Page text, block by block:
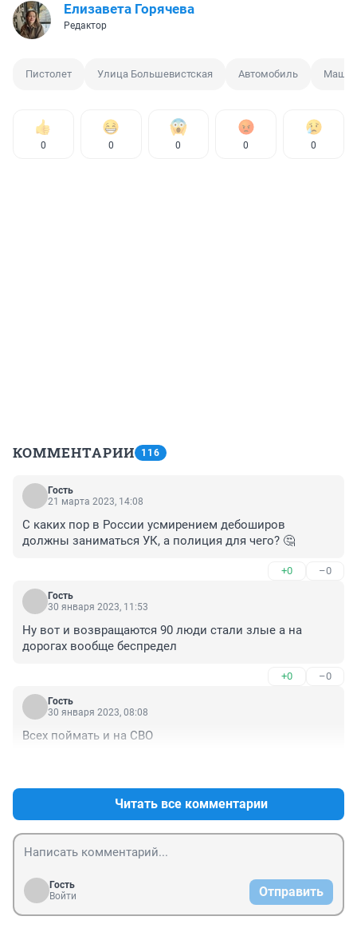
Елизавета Горячева
Редактор
Пистолет Улица Большевистская Автомобиль
0 0 0 0 0
КОММЕНТАРИИ 116
Гость
21 марта 2023, 14:08
С каких пор в России усмирением дебоширов
должны заниматься УК, а полиция для чего? 🤔
+0 –0
Гость
30 января 2023, 11:53
Ну вот и возвращаются 90 люди стали злые а на
дорогах вообще беспредел
+0 –0
Гость
30 января 2023, 08:08
Всех поймать и на СВО
Читать все комментарии
Гость
Войти
Отправить